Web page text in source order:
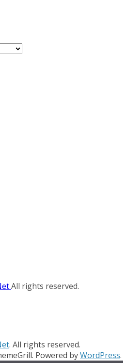
All rights reserved.
. All rights reserved.
Powered byWordPress.